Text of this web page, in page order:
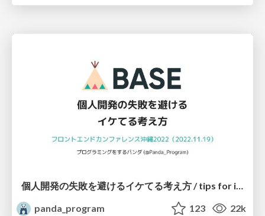
個人開発の失敗を避けるイケてる考え方 / tips for indie hackers
panda_program
123 22k